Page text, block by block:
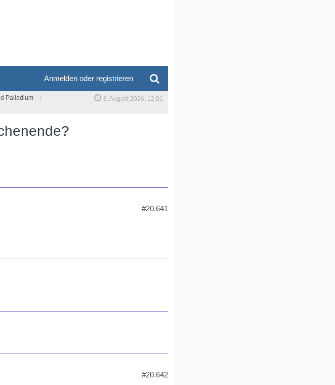
Anmelden oder registrieren
Palladium
8. August 2026, 12:01
#20.641
#20.642